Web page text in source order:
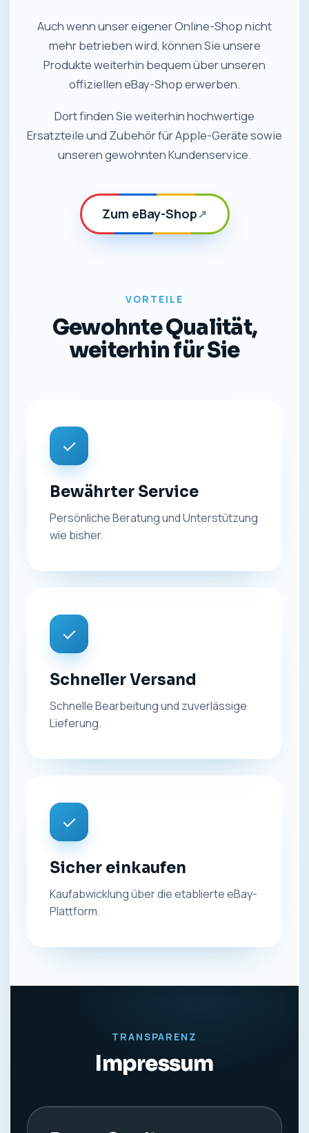
Auch wenn unser eigener Online-Shop nicht
mehr betrieben wird, können Sie unsere
Produkte weiterhin bequem über unseren
offiziellen eBay-Shop erwerben.
Dort finden Sie weiterhin hochwertige
Ersatzteile und Zubehör für Apple-Geräte sowie
unseren gewohnten Kundenservice.
Zum eBay-Shop↗
VORTEILE
Gewohnte Qualität,
weiterhin für Sie
✓
Bewährter Service
Persönliche Beratung und Unterstützung
wie bisher.
✓
Schneller Versand
Schnelle Bearbeitung und zuverlässige
Lieferung.
✓
Sicher einkaufen
Kaufabwicklung über die etablierte eBay-
Plattform.
TRANSPARENZ
Impressum